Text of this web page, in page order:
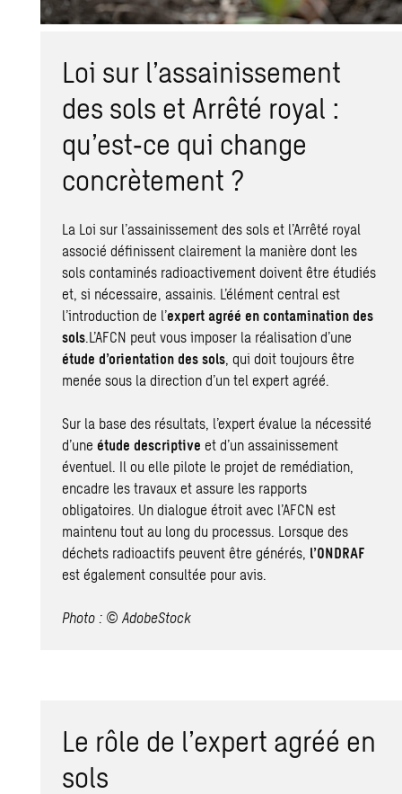
Loi sur l’assainissement
des sols et Arrêté royal :
qu’est‑ce qui change
concrètement ?
La Loi sur l’assainissement des sols et l’Arrêté royal
associé définissent clairement la manière dont les
sols contaminés radioactivement doivent être étudiés
et, si nécessaire, assainis. L’élément central est
l’introduction de l’expert agréé encontamination des
sols .L’AFCN peut vous imposer la réalisation d’une
étude d’orientation des sols , qui doit toujours être
menée sous la direction d’un tel expert agréé.
Sur la base des résultats, l’expert évalue la nécessité
d’uneétude descriptive et d’un assainissement
éventuel. Il ou elle pilote le projet de remédiation,
encadre les travaux et assure les rapports
obligatoires. Un dialogue étroit avec l’AFCN est
maintenu tout au long du processus. Lorsque des
déchets radioactifs peuvent être générés, l’ONDRAF
est également consultée pour avis.
Photo : © AdobeStock
Le rôle de l’expert agréé en
sols